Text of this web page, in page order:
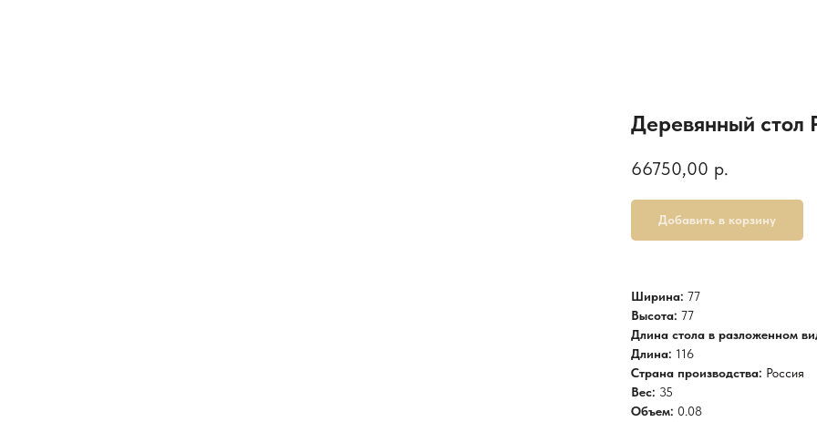
Деревянный стол
66750,00 р.
Добавить в корзину
Ширина: 77
Высота: 77
Длина стола в разложенном
Длина: 116
Страна производства: Россия
Вес: 35
Объем: 0.08